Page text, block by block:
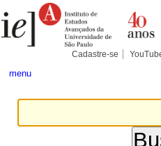
para
conteúdo.
Pessoais
Cadastre-se
menu